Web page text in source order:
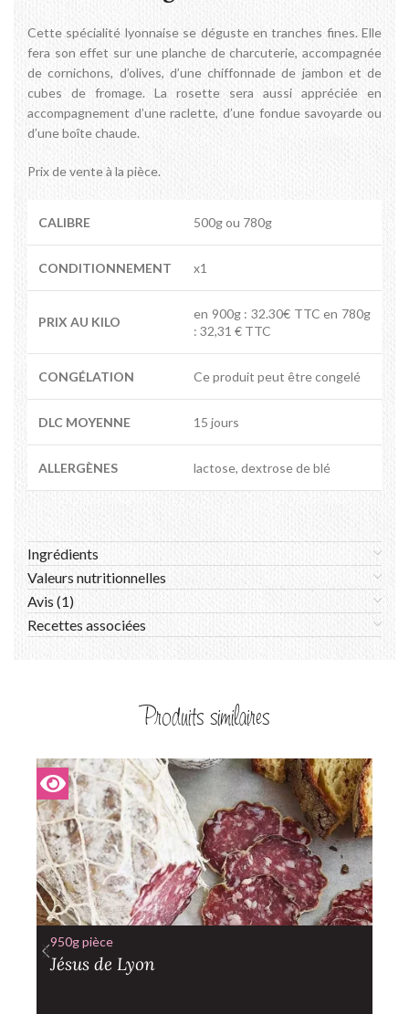
Cette spécialité lyonnaise se déguste en tranches fines. Elle
fera son effet sur une planche de charcuterie, accompagnée
de cornichons, d’olives, d’une chiffonnade de jambon et de
cubes de fromage. La rosette sera aussi appréciée en
accompagnement d’une raclette, d’une fondue savoyarde ou
d’une boîte chaude.
Prix de vente à la pièce.
CALIBRE 500g ou 780g
CONDITIONNEMENT x1
PRIX AU KILO
en 900g : 32.30€ TTC en 780g
: 32,31 € TTC
CONGÉLATION Ce produit peut être congelé
DLC MOYENNE 15 jours
ALLERGÈNES lactose, dextrose de blé
Ingrédients
Valeurs nutritionnelles
Avis (1)
Recettes associées
Produits similaires
950g pièce
Jésus de Lyon